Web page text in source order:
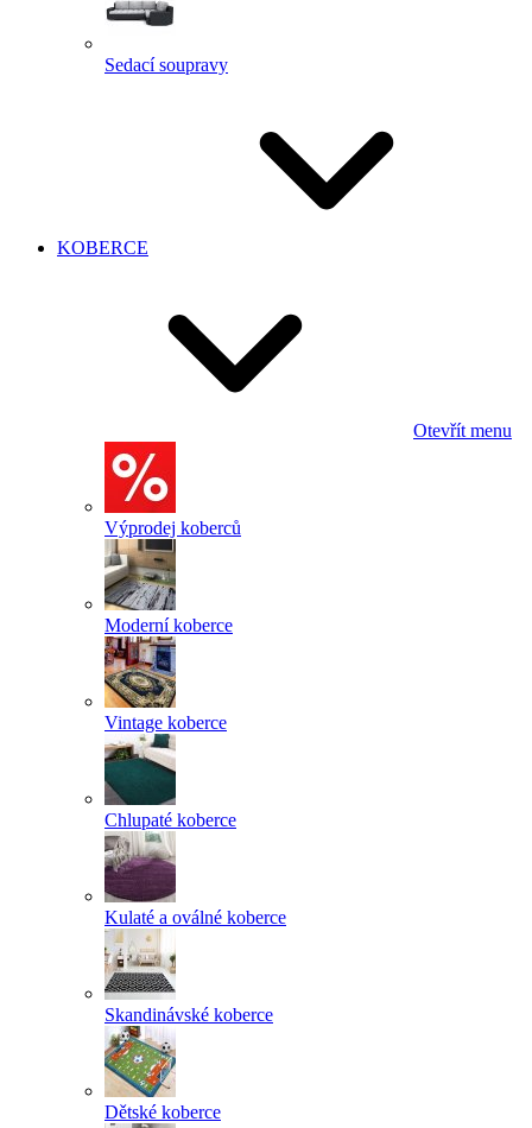
Sedací soupravy
KOBERCE
Otevřít menu
Výprodej koberců
Moderní koberce
Vintage koberce
Chlupaté koberce
Kulaté a oválné koberce
Skandinávské koberce
Dětské koberce